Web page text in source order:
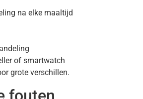
na elke maaltijd
of smartwatch
grote verschillen.